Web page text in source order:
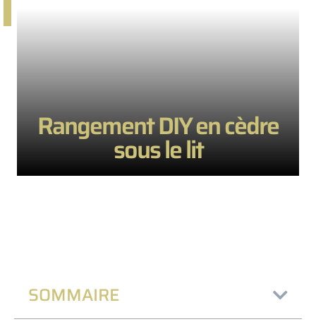
Rangement DIY en cèdre
sous le lit
SOMMAIRE